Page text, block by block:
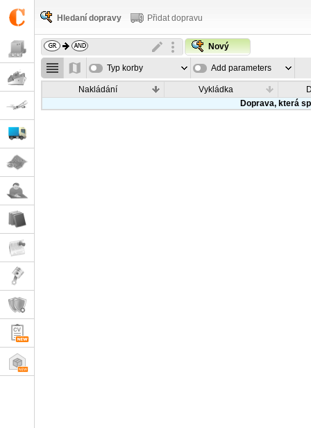
Hledaní dopravy Přidat dopravu
Nový
Typ korby Add parameters
Nakládání Vykládka
Doprava, která